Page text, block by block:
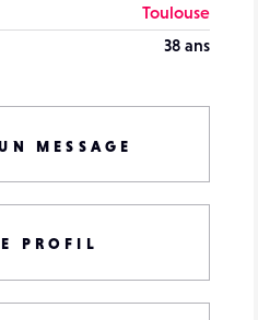
Toulouse
38 ans
MESSAGE
PROFIL